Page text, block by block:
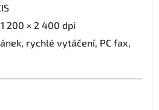
200 × 2 400 dpi
rychlé vytáčení, PC fax,